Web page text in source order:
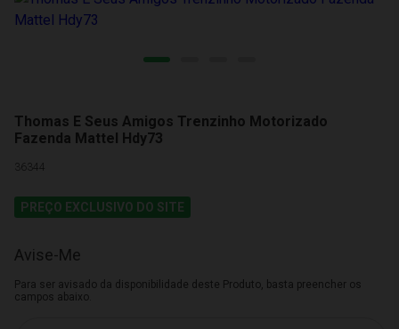
Thomas E Seus Amigos Trenzinho Motorizado
Fazenda Mattel Hdy73
36344
PREÇO EXCLUSIVO DO SITE
Avise-Me
Para ser avisado da disponibilidade deste Produto, basta preencher os
campos abaixo.